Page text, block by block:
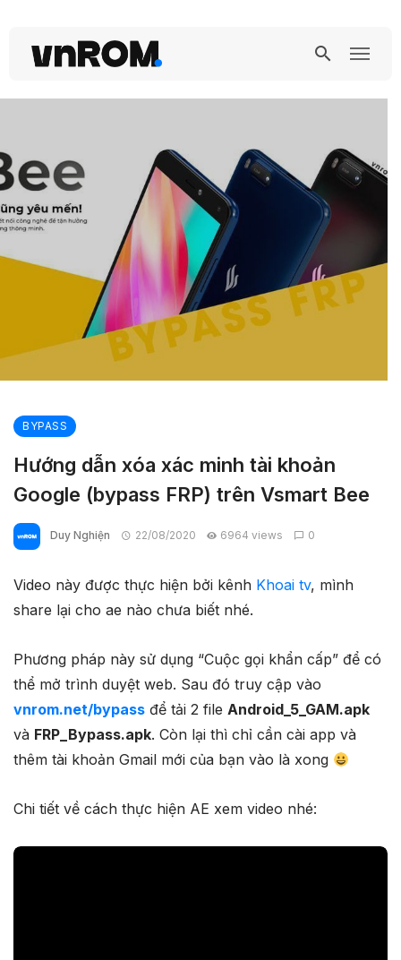
BYPASS
Hướng dẫn xóa xác minh tài khoản
Google (bypass FRP) trên Vsmart Bee
Duy Nghiện 22/08/2020 6964 views 0
Video này được thực hiện bởi kênh Khoai tv, mình
share lại cho ae nào chưa biết nhé.
Phương pháp này sử dụng “Cuộc gọi khẩn cấp” để có
thể mở trình duyệt web. Sau đó truy cập vào
vnrom.net/bypass để tải 2 file Android_5_GAM.apk
và FRP_Bypass.apk. Còn lại thì chỉ cần cài app và
thêm tài khoản Gmail mới của bạn vào là xong
Chi tiết về cách thực hiện AE xem video nhé: